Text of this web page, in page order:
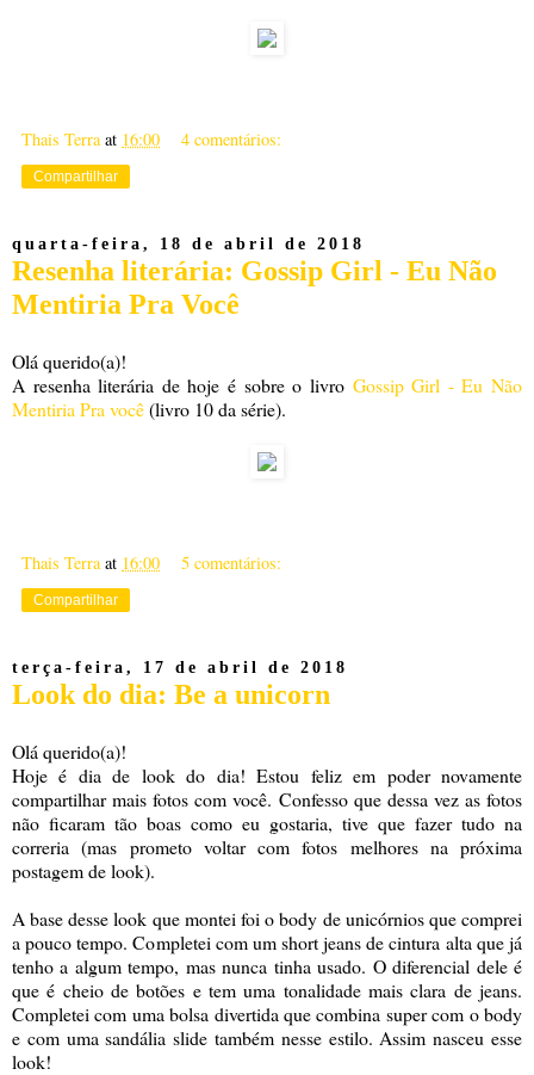
Thais Terra at 16:00 4 comentários:
Compartilhar
quarta-feira, 18 de abril de 2018
Resenha literária: Gossip Girl - Eu Não
Mentiria Pra Você
Olá querido(a)!
A resenha literária de hoje é sobre o livro Gossip Girl - Eu Não
Mentiria Pra você(livro 10 da série).
Thais Terra at 16:00 5 comentários:
Compartilhar
terça-feira, 17 de abril de 2018
Look do dia: Be a unicorn
Olá querido(a)!
Hoje é dia de look do dia! Estou feliz em poder novamente
compartilhar mais fotos com você. Confesso que dessa vez as fotos
não ficaram tão boas como eu gostaria, tive que fazer tudo na
correria (mas prometo voltar com fotos melhores na próxima
postagem de look).
A base desse look que montei foi o body de unicórnios que comprei
a pouco tempo. Completei com um short jeans de cintura alta que já
tenho a algum tempo, mas nunca tinha usado. O diferencial dele é
que é cheio de botões e tem uma tonalidade mais clara de jeans.
Completei com uma bolsa divertida que combina super com o body
e com uma sandália slide também nesse estilo. Assim nasceu esse
look!